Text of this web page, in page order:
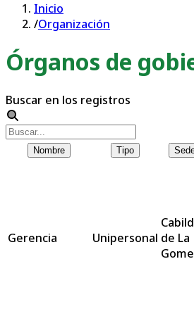
Inicio
/Organización
Órganos de
Buscar en los registros
Nombre Tipo
Gerencia Unipersonal de La